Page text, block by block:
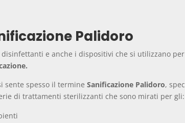
Palidoro
e anche i dispositivi che si utilizzano
sente spesso il termine Sanificazione Palidoro,
di trattamenti sterilizzanti che sono mirati per gli: